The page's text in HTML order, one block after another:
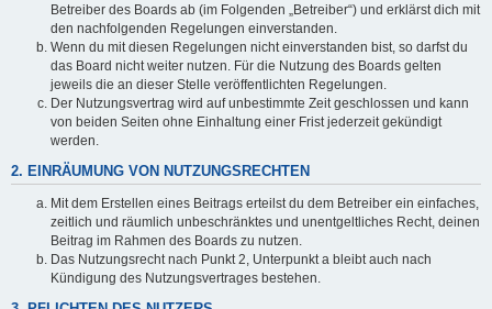
Betreiber des Boards ab (im Folgenden „Betreiber“) und erklärst dich mit
den nachfolgenden Regelungen einverstanden.
Wenn du mit diesen Regelungen nicht einverstanden bist, so darfst du
das Board nicht weiter nutzen. Für die Nutzung des Boards gelten
jeweils die an dieser Stelle veröffentlichten Regelungen.
Der Nutzungsvertrag wird auf unbestimmte Zeit geschlossen und kann
von beiden Seiten ohne Einhaltung einer Frist jederzeit gekündigt
werden.
2. EINRÄUMUNG VON NUTZUNGSRECHTEN
Mit dem Erstellen eines Beitrags erteilst du dem Betreiber ein einfaches,
zeitlich und räumlich unbeschränktes und unentgeltliches Recht, deinen
Beitrag im Rahmen des Boards zu nutzen.
Das Nutzungsrecht nach Punkt 2, Unterpunkt a bleibt auch nach
Kündigung des Nutzungsvertrages bestehen.